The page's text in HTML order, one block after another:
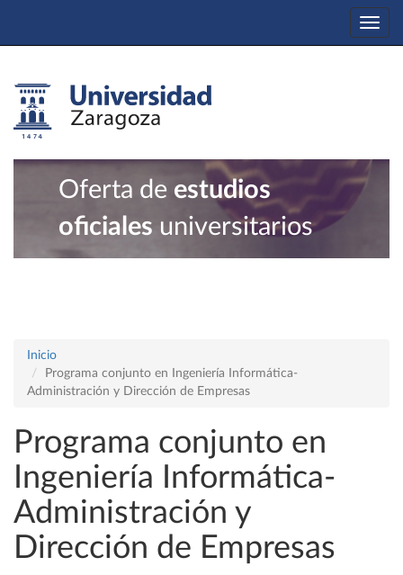
Oferta de estudios
oficiales universitarios
Inicio
Programa conjunto en Ingeniería Informática-
Administración y Dirección de Empresas
Programa conjunto en
Ingeniería Informática-
Administración y
Dirección de Empresas